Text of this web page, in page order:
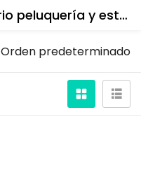
Tagged: "vestuario peluquería y estétic"
Orden predeterminado